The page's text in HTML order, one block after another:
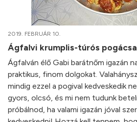
2019. FEBRUÁR 10.
Ágfalvi krumplis-túrós pogácsa
Ágfalván élő Gabi barátnőm igazán
praktikus, finom dolgokat.
mindig ezzel a pogival kedveskedik
gyors, olcsó, és mi nem tudunk
próbálnod, ha valami igazán jóval